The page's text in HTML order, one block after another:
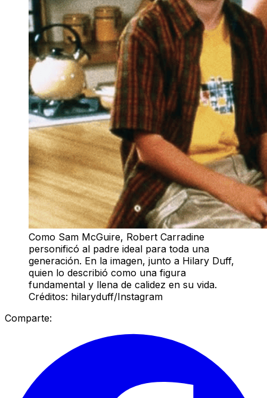
Como Sam McGuire, Robert Carradine
personificó al padre ideal para toda una
generación. En la imagen, junto a Hilary Duff,
quien lo describió como una figura
fundamental y llena de calidez en su vida.
Créditos: hilaryduff/Instagram
Comparte: